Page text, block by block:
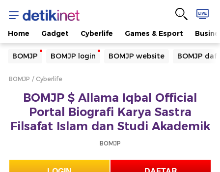
Home Gadget Cyberlife Games & Esport
BOMJP BOMJP login BOMJP website BOMJP
Yang sedang ramai dicari
Loading...
Loading...
BOMJP Cyberlife
BOMJP $ Allama Iqbal Official
Portal Biografi Karya Sastra
Filsafat Islam dan Studi Akademik
BOMJP